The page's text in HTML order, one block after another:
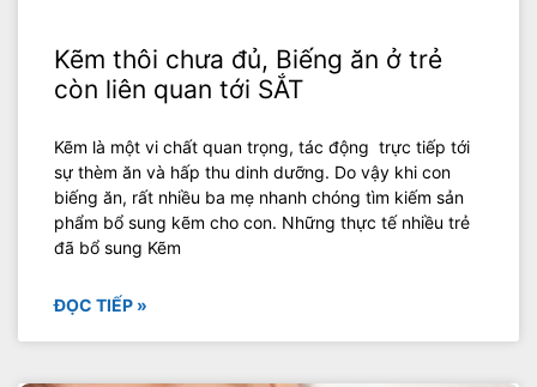
Kẽm thôi chưa đủ, Biếng ăn ở trẻ
còn liên quan tới SẮT
Kẽm là một vi chất quan trọng, tác động trực tiếp tới
sự thèm ăn và hấp thu dinh dưỡng. Do vậy khi con
biếng ăn, rất nhiều ba mẹ nhanh chóng tìm kiếm sản
phẩm bổ sung kẽm cho con. Những thực tế nhiều trẻ
đã bổ sung Kẽm
ĐỌC TIẾP »